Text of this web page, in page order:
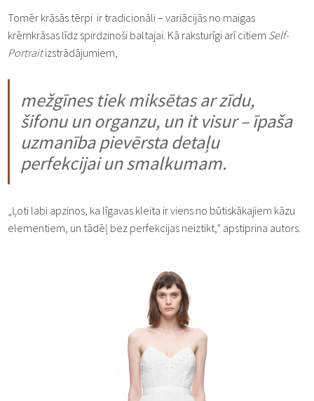
Tomēr krāsās tērpi ir tradicionāli – variācijās no maigas
krēmkrāsas līdz spirdzinoši baltajai. Kā raksturīgi arī citiem Self-
Portraitizstrādājumiem,
mežgīnes tiek miksētas ar zīdu,
šifonu un organzu, un it visur – īpaša
uzmanība pievērsta detaļu
perfekcijai un smalkumam.
„Ļoti labi apzinos, ka līgavas kleita ir viens no būtiskākajiem kāzu
elementiem, un tādēļ bez perfekcijas neiztikt,” apstiprina autors.